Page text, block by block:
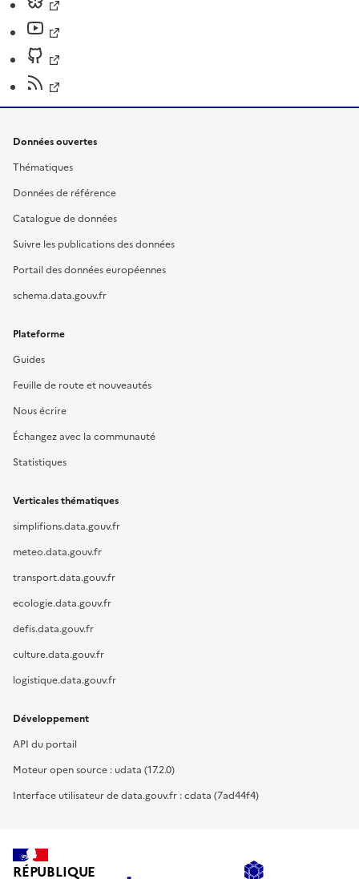
Données ouvertes
Thématiques
Données de référence
Catalogue de données
Suivre les publications des données
Portail des données européennes
schema.data.gouv.fr
Plateforme
Guides
Feuille de route et nouveautés
Nous écrire
Échangez avec la communauté
Statistiques
Verticales thématiques
simplifions.data.gouv.fr
meteo.data.gouv.fr
transport.data.gouv.fr
ecologie.data.gouv.fr
defis.data.gouv.fr
culture.data.gouv.fr
logistique.data.gouv.fr
Développement
API du portail
Moteur open source : udata (17.2.0)
Interface utilisateur de data.gouv.fr : cdata (7ad44f4)
RÉPUBLIQUE